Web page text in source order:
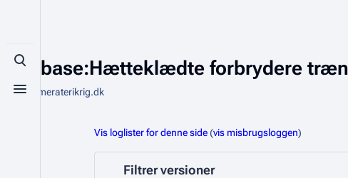
Toggle search
Toggle menu
Database:Hætteklædte forbrydere
Fra Kammeraterikrig.dk
Vis loglister for denne side(vis misbrugsloggen)
Filtrer versioner